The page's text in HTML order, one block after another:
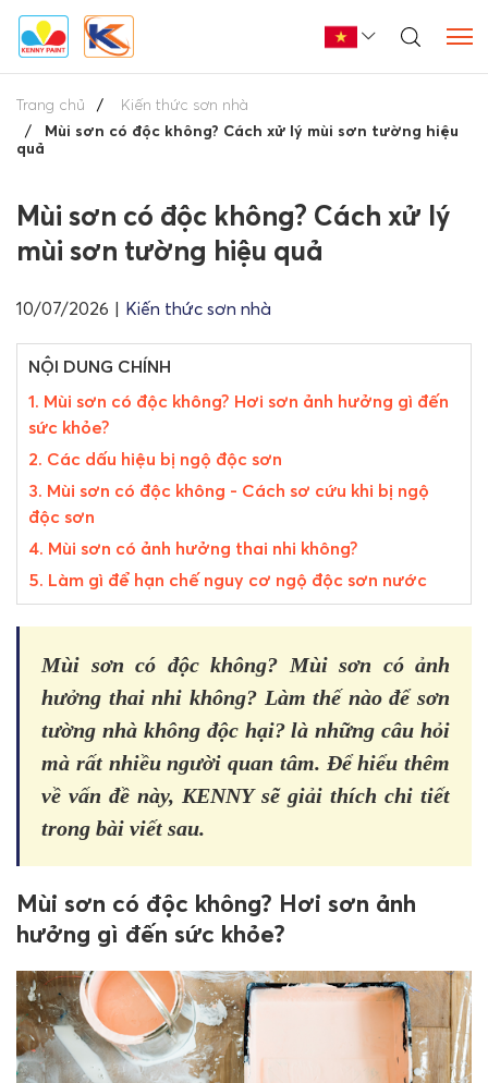
Trang chủ
Kiến thức sơn nhà
Mùi sơn có độc không? Cách xử lý mùi sơn tường hiệu
quả
Mùi sơn có độc không? Cách xử lý
mùi sơn tường hiệu quả
10/07/2026 | Kiến thức sơn nhà
NỘI DUNG CHÍNH
1. Mùi sơn có độc không? Hơi sơn ảnh hưởng gì đến
sức khỏe?
2. Các dấu hiệu bị ngộ độc sơn
3. Mùi sơn có độc không - Cách sơ cứu khi bị ngộ
độc sơn
4. Mùi sơn có ảnh hưởng thai nhi không?
5. Làm gì để hạn chế nguy cơ ngộ độc sơn nước
Mùi sơn có độc không? Mùi sơn có ảnh
hưởng thai nhi không? Làm thế nào để sơn
tường nhà không độc hại? là những câu hỏi
mà rất nhiều người quan tâm. Để hiểu thêm
về vấn đề này, KENNY sẽ giải thích chi tiết
trong bài viết sau.
Mùi sơn có độc không? Hơi sơn ảnh
hưởng gì đến sức khỏe?